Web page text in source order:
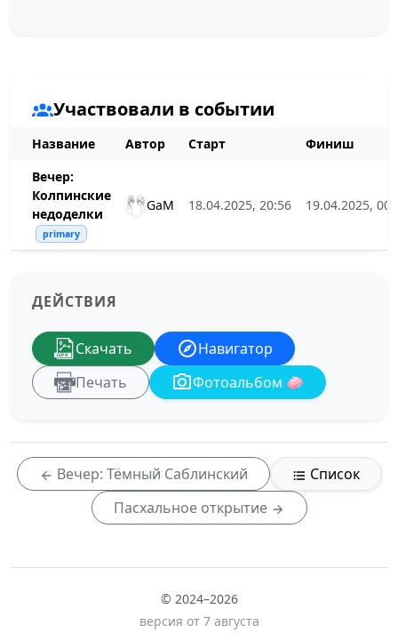
Участвовали в событии
Название Автор Старт
Финиш
Вечер:
Колпинские
недоделки
primary
GaM 18.04.2025, 20:56 19.04.2025,
ДЕЙСТВИЯ
Скачать
Навигатор
Печать
Фотоальбом 🧼
Вечер: Тёмный Саблинский
Список
Пасхальное открытие
© 2024–2026
версия от 7 августа